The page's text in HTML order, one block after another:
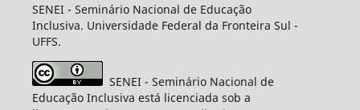
SENEI - Seminário Nacional de Educação
Inclusiva. Universidade Federal da Fronteira Sul -
UFFS.
SENEI - Seminário Nacional de
Educação Inclusiva está licenciada sob a